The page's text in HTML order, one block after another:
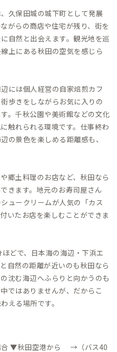
久保田城の城下町として発展
がらの商店や住宅が残り、街を
自然と出会えます。観光地を巡
上にある秋田の空気を感じら
には個人経営の自家焙煎カフ
歩きをしながらお気に入りの
。千秋公園や美術館などの文化
触れられる環境です。仕事終わ
の景色を楽しめる距離感も、
郷土料理のお店など、秋田なら
きます。地元のお寿司屋さん
ュークリームが人気の「カス
いたお店を楽しむことができま
どで、日本海の海辺・下浜エ
自然の距離が近いのも秋田なら
沈む海辺へふらりと向かうのも
ではありませんが、だからこ
える場所です。
合 ▼秋田空港から →（バス40